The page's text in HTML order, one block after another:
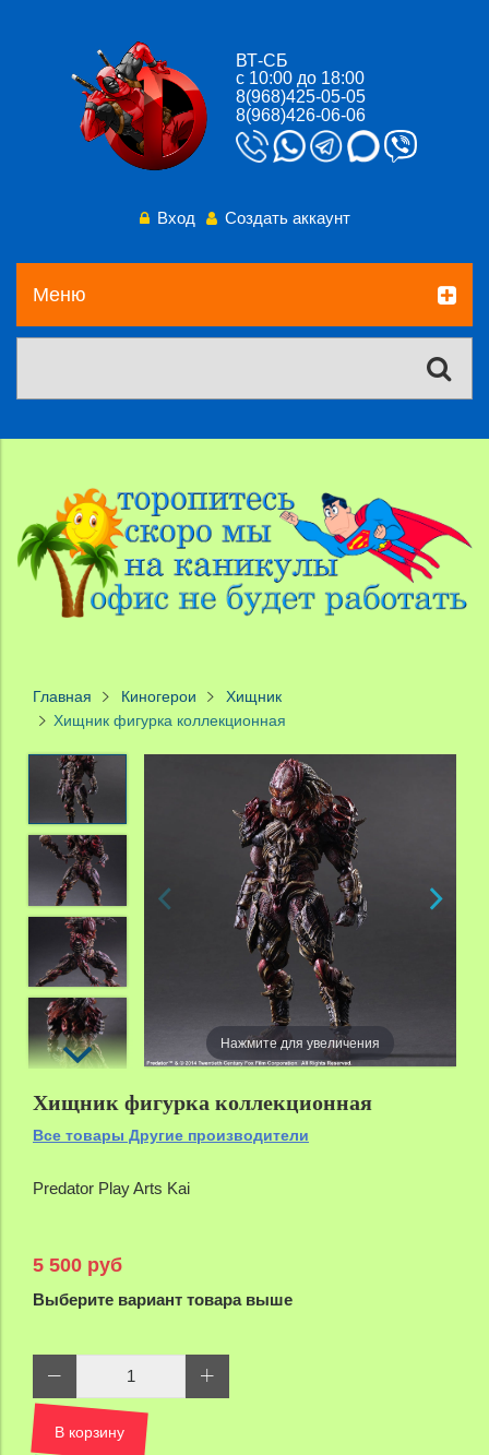
ВТ-СБ
с 10:00 до 18:00
8(968)425-05-05
8(968)426-06-06
Вход Создать аккаунт
Меню
Главная Киногерои
Хищник
Хищник фигурка коллекционная
Нажмите для увеличения
Хищник фигурка коллекционная
Все товары Другие производители
Predator Play Arts Kai
5 500 руб
Выберите вариант товара выше
В корзину